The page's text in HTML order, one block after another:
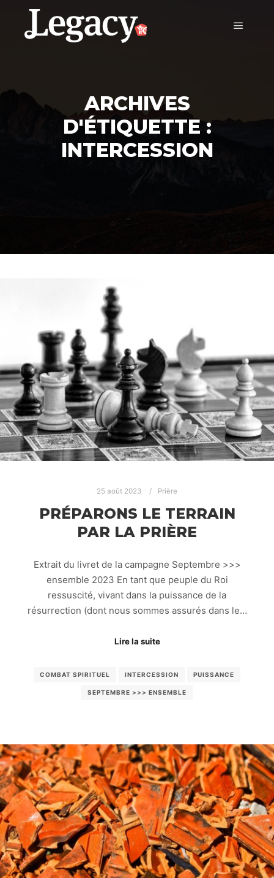
ARCHIVES
D'ÉTIQUETTE :
INTERCESSION
25 août 2023 Prière
PRÉPARONS LE TERRAIN
PAR LA PRIÈRE
Extrait du livret de la campagne Septembre >>>
ensemble 2023 En tant que peuple du Roi
ressuscité, vivant dans la puissance de la
résurrection (dont nous sommes assurés dans le…
Lire la suite
COMBAT SPIRITUEL INTERCESSION PUISSANCE
SEPTEMBRE >>> ENSEMBLE